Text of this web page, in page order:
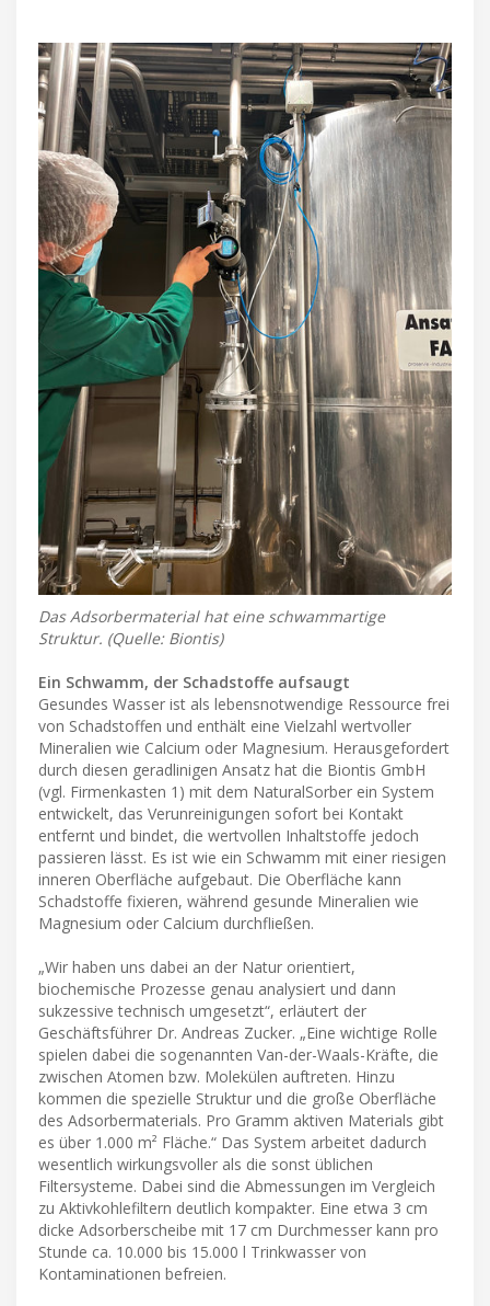
Das Adsorbermaterial hat eine schwammartige
Struktur. (Quelle: Biontis)
Ein Schwamm, der Schadstoffe aufsaugt
Gesundes Wasser ist als lebensnotwendige Ressource frei
von Schadstoffen und enthält eine Vielzahl wertvoller
Mineralien wie Calcium oder Magnesium. Herausgefordert
durch diesen geradlinigen Ansatz hat die Biontis GmbH
(vgl. Firmenkasten 1) mit dem NaturalSorber ein System
entwickelt, das Verunreinigungen sofort bei Kontakt
entfernt und bindet, die wertvollen Inhaltstoffe jedoch
passieren lässt. Es ist wie ein Schwamm mit einer riesigen
inneren Oberfläche aufgebaut. Die Oberfläche kann
Schadstoffe fixieren, während gesunde Mineralien wie
Magnesium oder Calcium durchfließen.
„Wir haben uns dabei an der Natur orientiert,
biochemische Prozesse genau analysiert und dann
sukzessive technisch umgesetzt“, erläutert der
Geschäftsführer Dr. Andreas Zucker. „Eine wichtige Rolle
spielen dabei die sogenannten Van-der-Waals-Kräfte, die
zwischen Atomen bzw. Molekülen auftreten. Hinzu
kommen die spezielle Struktur und die große Oberfläche
des Adsorbermaterials. Pro Gramm aktiven Materials gibt
es über 1.000 m² Fläche.“ Das System arbeitet dadurch
wesentlich wirkungsvoller als die sonst üblichen
Filtersysteme. Dabei sind die Abmessungen im Vergleich
zu Aktivkohlefiltern deutlich kompakter. Eine etwa 3 cm
dicke Adsorberscheibe mit 17 cm Durchmesser kann pro
Stunde ca. 10.000 bis 15.000 l Trinkwasser von
Kontaminationen befreien.